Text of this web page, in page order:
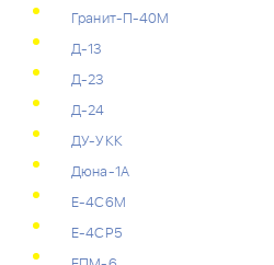
Гранит-П-40М
Д-13
Д-23
Д-24
ДУ-УКК
Дюна-1А
Е-4С6М
Е-4СР5